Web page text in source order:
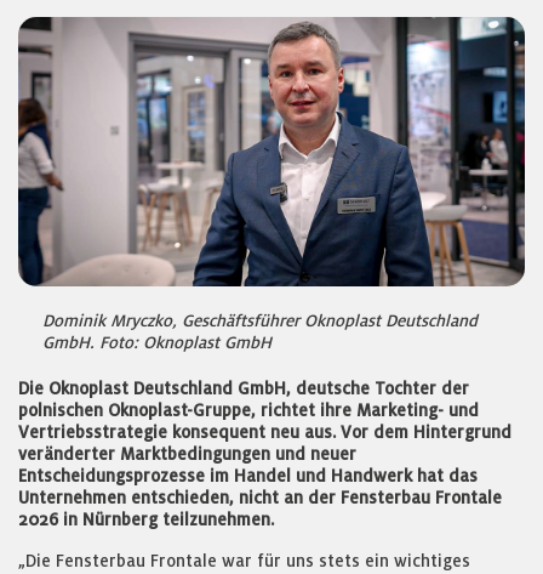
Dominik Mryczko, Geschäftsführer Oknoplast Deutschland
GmbH. Foto: Oknoplast GmbH
Die Oknoplast Deutschland GmbH, deutsche Tochter der
polnischen Oknoplast-Gruppe, richtet ihre Marketing- und
Vertriebsstrategie konsequent neu aus. Vor dem Hintergrund
veränderter Marktbedingungen und neuer
Entscheidungsprozesse im Handel und Handwerk hat das
Unternehmen entschieden, nicht an der Fensterbau Frontale
2026 in Nürnberg teilzunehmen.
„Die Fensterbau Frontale war für uns stets ein wichtiges